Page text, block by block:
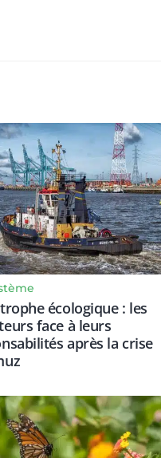
écologique : les
face à leurs
après la crise